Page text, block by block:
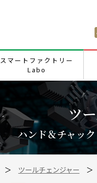
スマートファクトリー
Labo
ツ
ハンド＆チャッ
＞ ツールチェンジャー ＞